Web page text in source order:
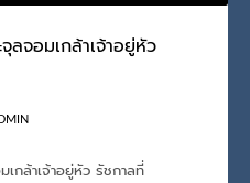
ลจอมเกล้าเจ้าอยู่หัว
กล้าเจ้าอยู่หัว รัชกาลที่